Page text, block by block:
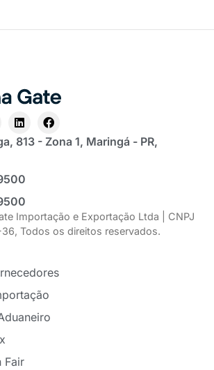
813 - Zona 1, Maringá - PR,
Importação e Exportação Ltda | CNPJ
36, Todos os direitos reservados.
Fair